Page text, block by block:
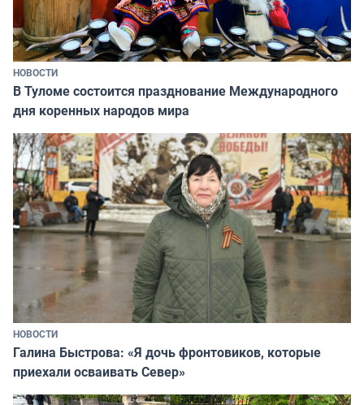
НОВОСТИ
В Туломе состоится празднование Международного
дня коренных народов мира
НОВОСТИ
Галина Быстрова: «Я дочь фронтовиков, которые
приехали осваивать Север»